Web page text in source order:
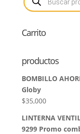
productos
Carrito
productos
BOMBILLO
Globy
$35,000
LINTERNA
9299 Promo